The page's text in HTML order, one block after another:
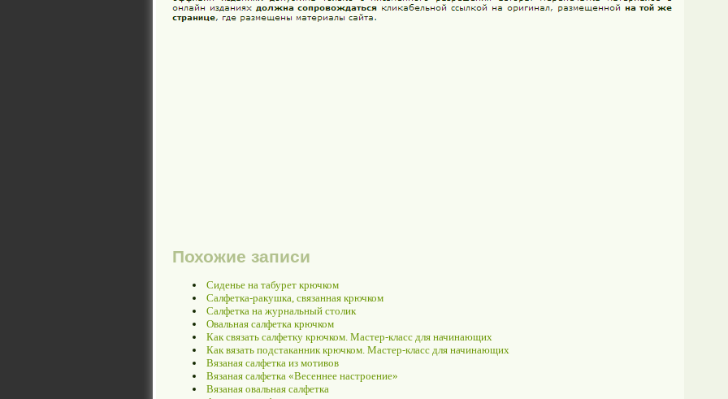
Похожие записи
Сиденье на табурет крючком
Салфетка-ракушка, связанная крючком
Салфетка на журнальный столик
Овальная салфетка крючком
Как связать салфетку крючком. Мастер-класс для начинающих
Как вязать подстаканник крючком. Мастер-класс для начинающих
Вязаная салфетка из мотивов
Вязаная салфетка «Весеннее настроение»
Вязаная овальная салфетка